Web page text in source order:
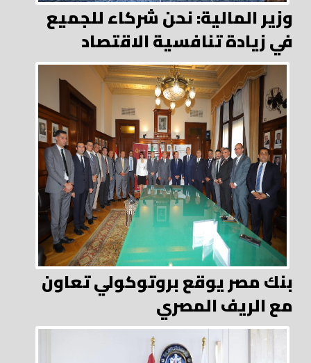
وزير المالية: نحن شركاء للجميع
في زيادة تنافسية الاقتصاد
بنك مصر يوقع بروتوكولي تعاون
مع الريف المصري